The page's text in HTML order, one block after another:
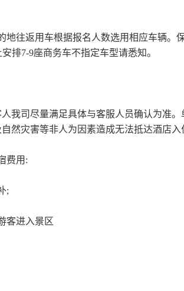
地往返用车根据报名人数选用相应车辆
排7-9座商务车不指定车型请悉知。
我司尽量满足具体与客服人员确认为准
然灾害等非人为因素造成无法抵达酒店
费用:
;
客进入景区